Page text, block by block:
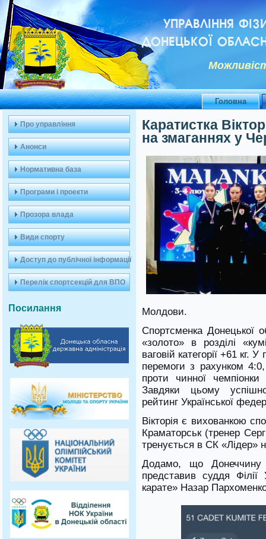
УПРАВЛІННЯ
ДОНЕЦЬКОЇ
Головна
Про управління
Анонси
Нормативна база
Програми і проекти
Прозора влада
Види спорту
Доступ до публічної інформації
Перелік спортсекцій для ВПО
Посилання
Каратистка
на змаганнях у
Молдови.
Спортсменка Донецької
«золото» в розділі
ваговій категорії +61
перемоги з рахунком
проти чинної
Завдяки цьому
рейтинг Української
Вікторія є вихованкою
Краматорськ (тренер
тренується в СК «Лідер»
Додамо, що Донеччину
представив суддя
карате» Назар